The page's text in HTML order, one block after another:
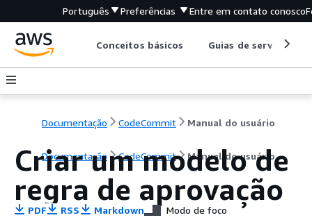
Português Preferências Entre em contato conosco
Conceitos básicos Guias de serviço
Documentação CodeCommit Manual do usuário
Documentação CodeCommit Manual do usuário
Criar um modelo de
regra de aprovação
PDF RSS Markdown Modo de foco